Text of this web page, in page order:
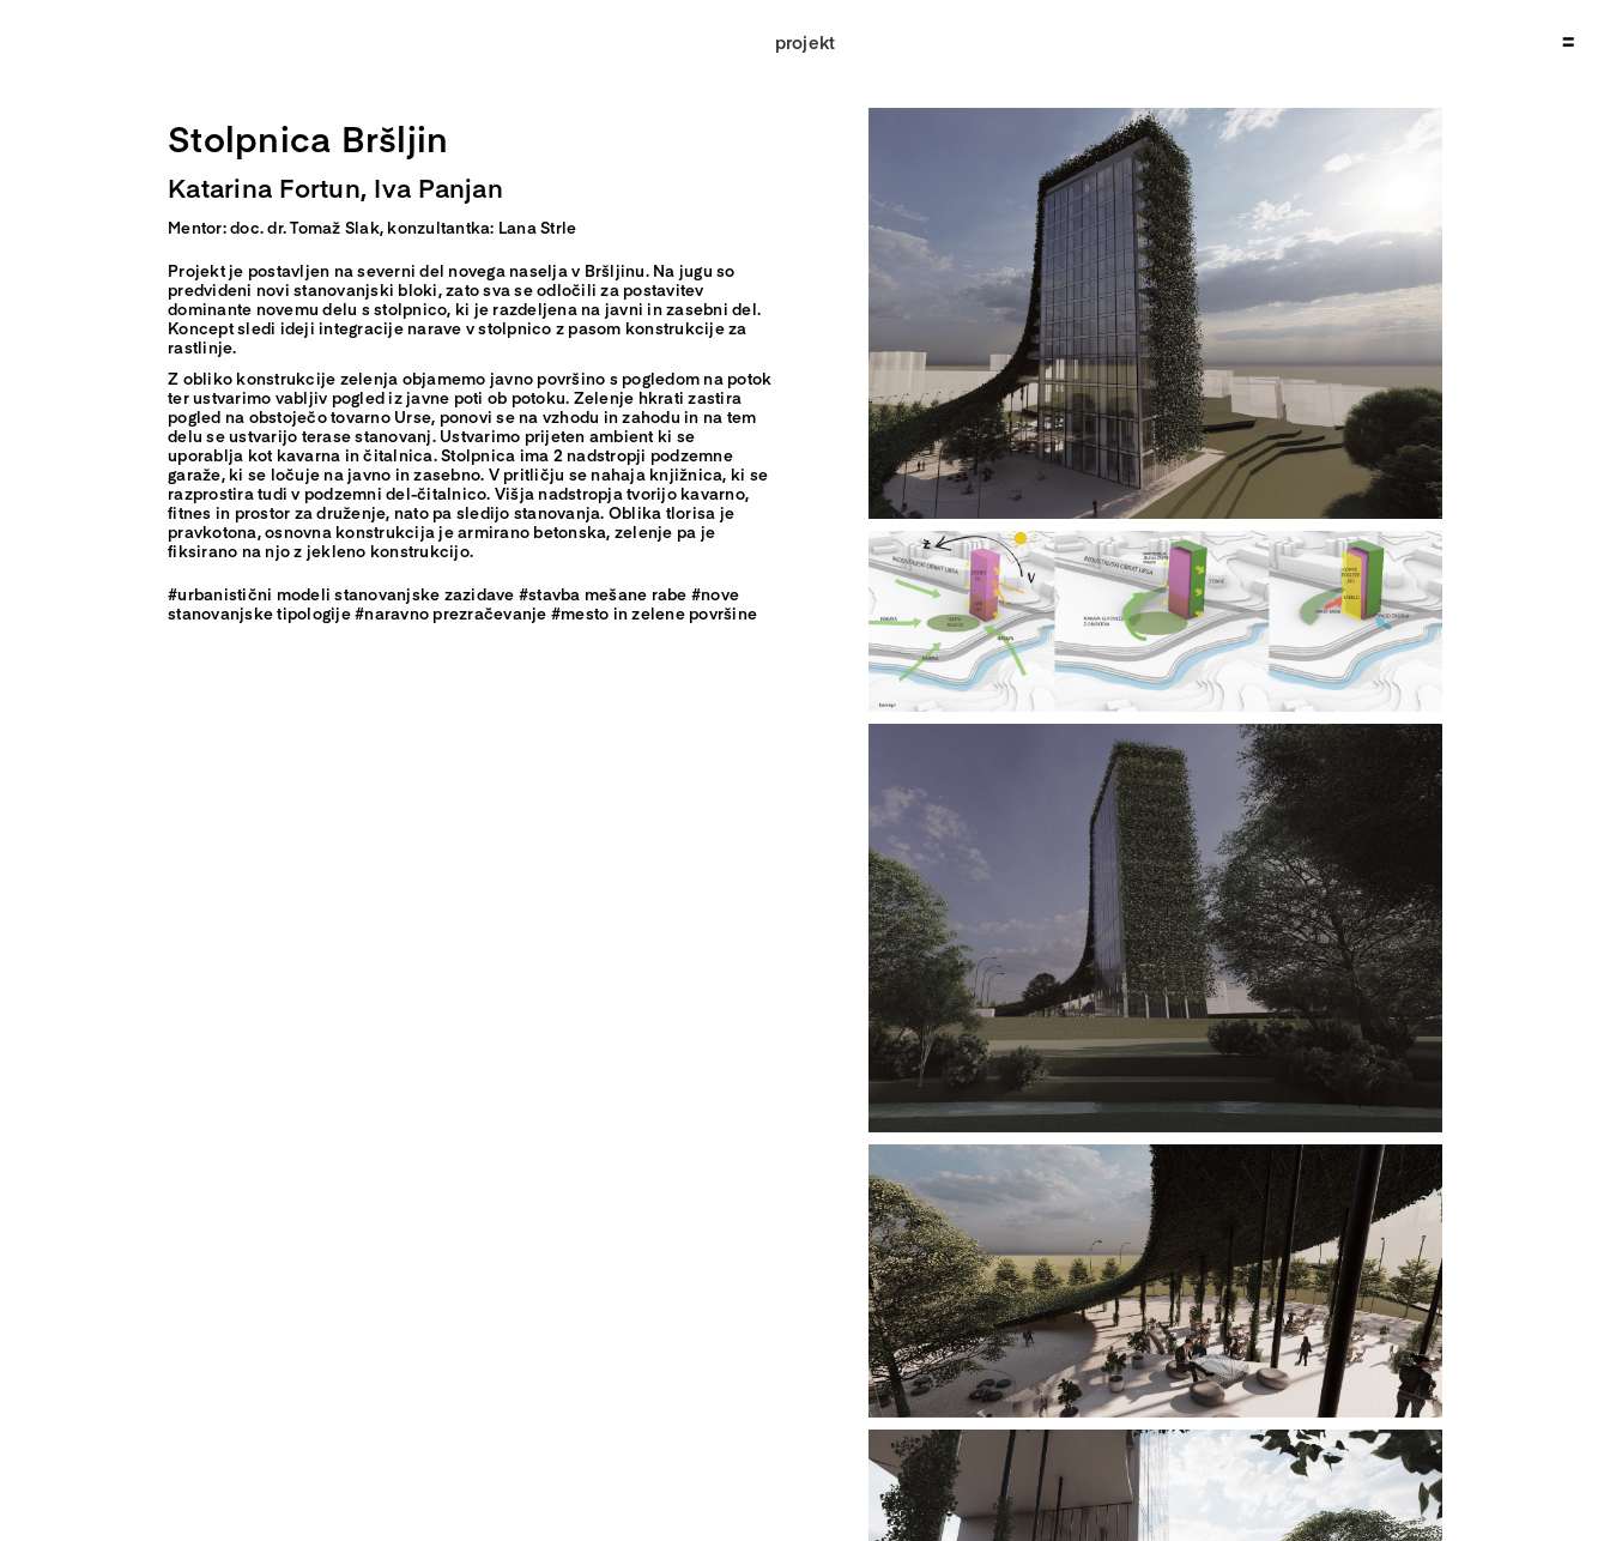
Stolpnica Bršljin
Katarina Fortun, Iva Panjan
Mentor: doc. dr. Tomaž Slak, konzultantka: Lana Strle
Projekt je postavljen na severni del novega naselja v Bršljinu. Na jugu so
predvideni novi stanovanjski bloki, zato sva se odločili za postavitev
dominante novemu delu s stolpnico, ki je razdeljena na javni in zasebni del.
Koncept sledi ideji integracije narave v stolpnico z pasom konstrukcije za
rastlinje.
Z obliko konstrukcije zelenja objamemo javno površino s pogledom na potok
ter ustvarimo vabljiv pogled iz javne poti ob potoku. Zelenje hkrati zastira
pogled na obstoječo tovarno Urse, ponovi se na vzhodu in zahodu in na tem
delu se ustvarijo terase stanovanj. Ustvarimo prijeten ambient ki se
uporablja kot kavarna in čitalnica. Stolpnica ima 2 nadstropji podzemne
garaže, ki se ločuje na javno in zasebno. V pritličju se nahaja knjižnica, ki se
razprostira tudi v podzemni del-čitalnico. Višja nadstropja tvorijo kavarno,
fitnes in prostor za druženje, nato pa sledijo stanovanja. Oblika tlorisa je
pravkotona, osnovna konstrukcija je armirano betonska, zelenje pa je
fiksirano na njo z jekleno konstrukcijo.
#urbanistični modeli stanovanjske zazidave #stavba mešane rabe #nove
stanovanjske tipologije #naravno prezračevanje #mesto in zelene površine
projekt